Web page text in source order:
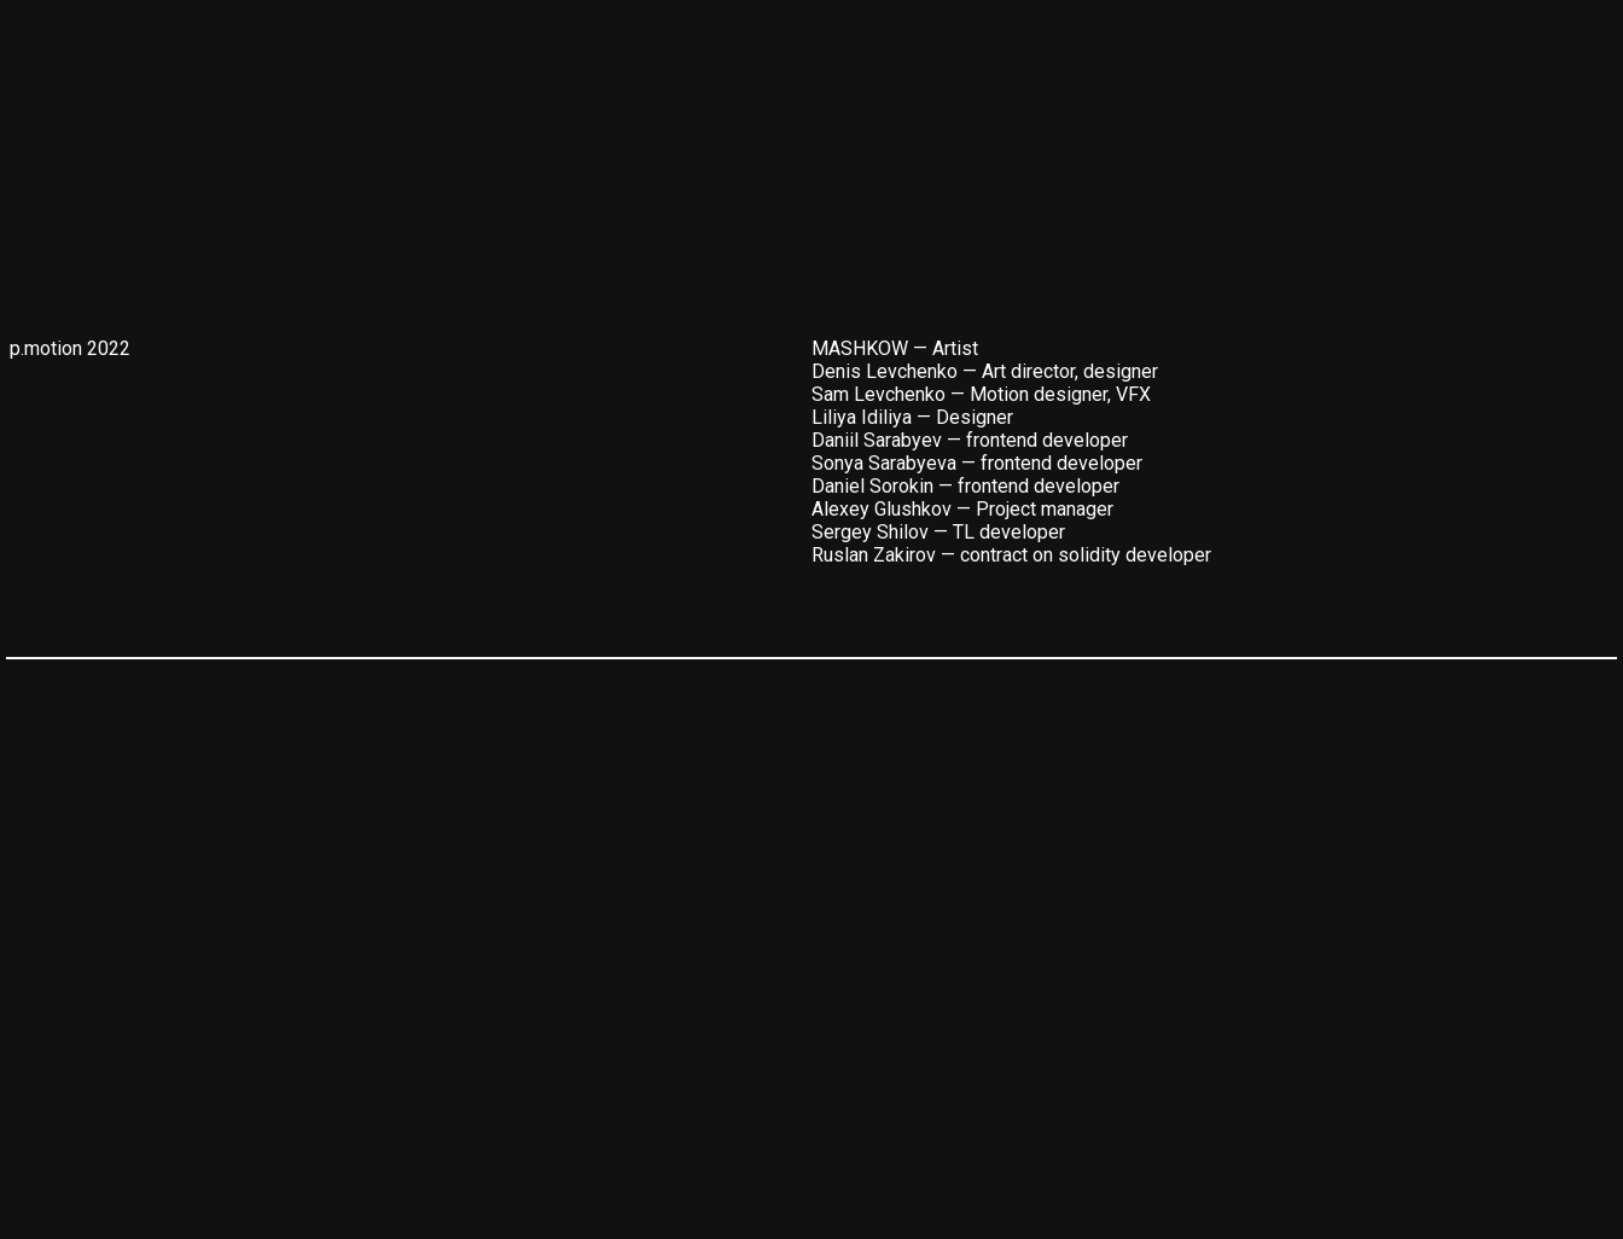
p.motion 2022
MASHKOW — Artist
Denis Levchenko — Art director, designer
Sam Levchenko — Motion designer, VFX
Liliya Idiliya — Designer
Daniil Sarabyev — frontend developer
Sonya Sarabyeva — frontend developer
Daniel Sorokin — frontend developer
Alexey Glushkov — Project manager
Sergey Shilov — TL developer
Ruslan Zakirov — contract on solidity developer